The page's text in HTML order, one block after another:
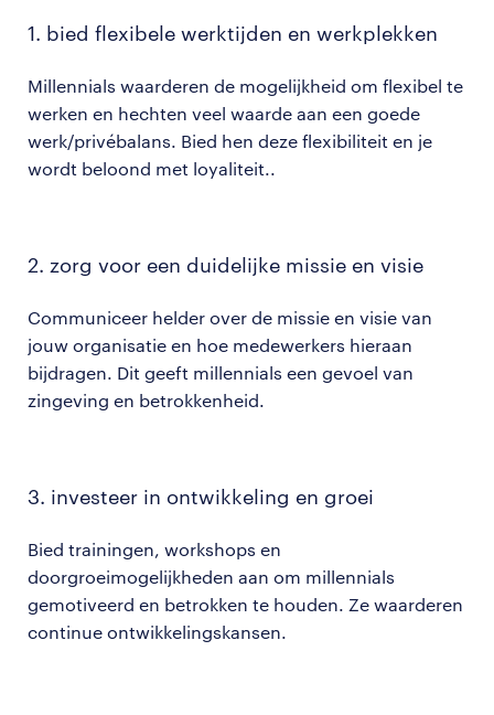
1. bied flexibele werktijden en werkplekken
Millennials waarderen de mogelijkheid om flexibel te
werken en hechten veel waarde aan een goede
werk/privébalans. Bied hen deze flexibiliteit en je
wordt beloond met loyaliteit.​​.
2. zorg voor een duidelijke missie en visie
Communiceer helder over de missie en visie van
jouw organisatie en hoe medewerkers hieraan
bijdragen. Dit geeft millennials een gevoel van
zingeving en betrokkenheid​.
3. investeer in ontwikkeling en groei
Bied trainingen, workshops en
doorgroeimogelijkheden aan om millennials
gemotiveerd en betrokken te houden. Ze waarderen
continue ontwikkelingskansen​.